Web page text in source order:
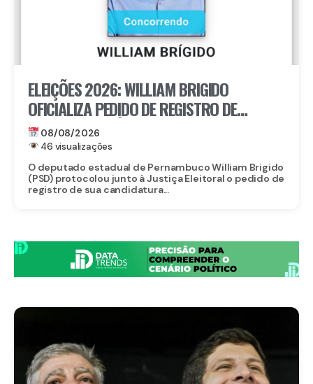
ELEIÇÕES 2026: WILLIAM BRIGIDO
OFICIALIZA PEDIDO DE REGISTRO DE
CANDIDATURA À REELEIÇÃO PARA A ALEPE
08/08/2026
46 visualizações
O deputado estadual de Pernambuco William Brigido
(PSD) protocolou junto à Justiça Eleitoral o pedido de
registro de sua candidatura...